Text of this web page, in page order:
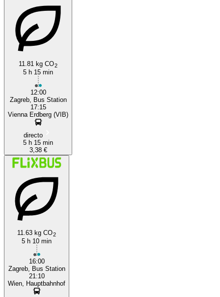
11.81 kg CO2
5 h 15 min
12:00
Zagreb, Bus Station
17:15
Vienna Erdberg (VIB)
directo
5 h 15 min
3,38 €
11.63 kg CO2
5 h 10 min
16:00
Zagreb, Bus Station
21:10
Wien, Hauptbahnhof